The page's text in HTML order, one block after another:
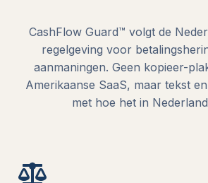
CashFlow Guard™ volgt de
regelgeving voor
aanmaningen. Geen kopieer-
Amerikaanse SaaS, maar tekst
met hoe het in